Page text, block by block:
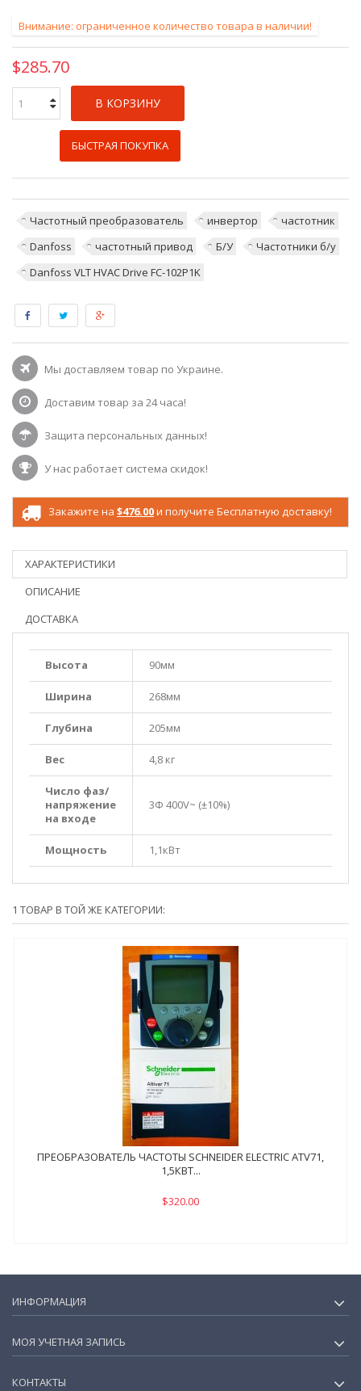
Внимание: ограниченное количество товара в наличии!
$285.70
В КОРЗИНУ
БЫСТРАЯ ПОКУПКА
Частотный преобразователь инвертор
частотник
Danfoss
частотный привод Б/У
Частотники б/у
Danfoss VLT HVAC Drive FC-102P1K
Мы доставляем товар по Украине.
Доставим товар за 24 часа!
Защита персональных данных!
У нас работает система скидок!
Закажите на $476.00и получите Бесплатную доставку!
ХАРАКТЕРИСТИКИ
ОПИСАНИЕ
ДОСТАВКА
Высота 90мм
Ширина 268мм
Глубина 205мм
Вес 4,8 кг
Число фаз/
напряжение
на входе
3Ф 400V~ (±10%)
Мощность 1,1кВт
1 ТОВАР В ТОЙ ЖЕ КАТЕГОРИИ:
ПРЕОБРАЗОВАТЕЛЬ ЧАСТОТЫ SCHNEIDER ELECTRIC ATV71,
1,5КВТ...
$320.00
ИНФОРМАЦИЯ
МОЯ УЧЕТНАЯ ЗАПИСЬ
КОНТАКТЫ